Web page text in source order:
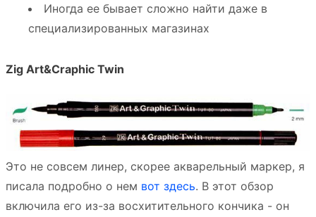
Иногда ее бывает сложно найти даже в
специализированных магазинах
Zig Art&Craphic Twin
Это не совсем линер, скорее акварельный маркер, я
писала подробно о нем вот здесь. В этот обзор
включила его из-за восхитительного кончика - он